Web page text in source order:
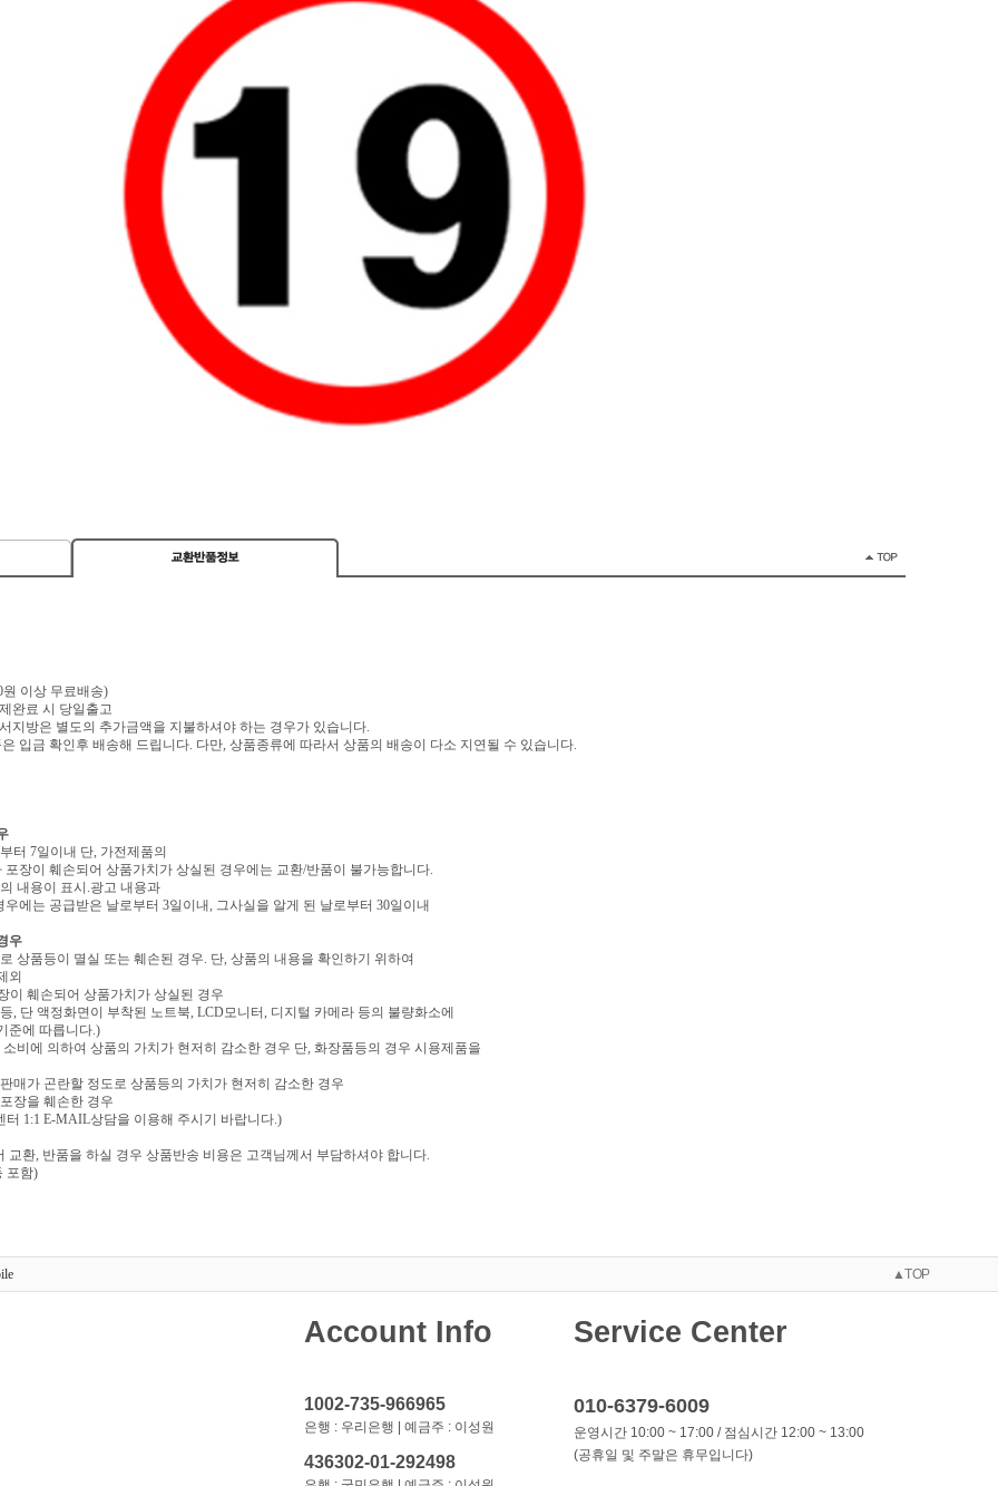
원 이상 무료배송)
완료 시 당일출고
지방은 별도의 추가금액을 지불하셔야 하는 경우가 있습니다.
입금 확인후 배송해 드립니다. 다만, 상품종류에 따라서 상품의 배송이 다소 지연될 수 있습니다.
터 7일이내 단, 가전제품의
장이 훼손되어 상품가치가 상실된 경우에는 교환/반품이 불가능합니다.
내용이 표시.광고 내용과
에는 공급받은 날로부터 3일이내, 그사실을 알게 된 날로부터 30일이내
우
상품등이 멸실 또는 훼손된 경우. 단, 상품의 내용을 확인하기 위하여
외
이 훼손되어 상품가치가 상실된 경우
, 단 액정화면이 부착된 노트북, LCD모니터, 디지털 카메라 등의 불량화소에
준에 따릅니다.)
비에 의하여 상품의 가치가 현저히 감소한 경우 단, 화장품등의 경우 시용제품을
매가 곤란할 정도로 상품등의 가치가 현저히 감소한 경우
장을 훼손한 경우
터 1:1 E-MAIL상담을 이용해 주시기 바랍니다.)
환, 반품을 하실 경우 상품반송 비용은 고객님께서 부담하셔야 합니다.
포함)
▲TOP
Account Info
1002-735-966965
은행 : 우리은행 | 예금주 : 이성원
436302-01-292498
Service Center
010-6379-6009
운영시간 10:00 ~ 17:00 / 점심시간 12:00 ~ 13:00
(공휴일 및 주말은 휴무입니다)